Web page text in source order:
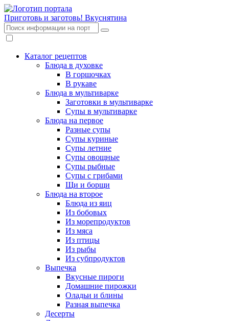
Приготовь и заготовь! Вкуснятина
Каталог рецептов
Блюда в духовке
В горшочках
В рукаве
Блюда в мультиварке
Заготовки в мультиварке
Супы в мультиварке
Блюда на первое
Разные супы
Супы куриные
Супы летние
Супы овощные
Супы рыбные
Супы с грибами
Щи и борщи
Блюда на второе
Блюда из яиц
Из бобовых
Из морепродуктов
Из мяса
Из птицы
Из рыбы
Из субпродуктов
Выпечка
Вкусные пироги
Домашние пирожки
Оладьи и блины
Разная выпечка
Десерты